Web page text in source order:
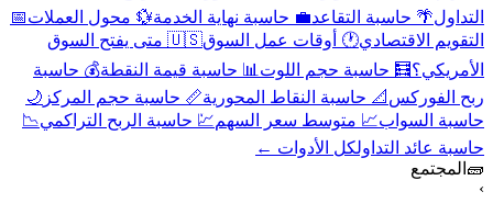
التداول🌴 حاسبة التقاعد💼 حاسبة نهاية الخدمة💱 محول العملات📅
التقويم الاقتصادي🕐 أوقات عمل السوق
🇺🇸 متى يفتح السوق
الأمريكي؟🧮 حاسبة حجم اللوت 📊 حاسبة قيمة النقطة💰 حاسبة
ربح الفوركس 📐 حاسبة النقاط المحورية📏 حاسبة حجم المركز 🌙
حاسبة السواب📈 متوسط سعر السهم💹 حاسبة الربح التراكمي📉
حاسبة عائد التداولكل الأدوات ←
🧱 المجتمع
›